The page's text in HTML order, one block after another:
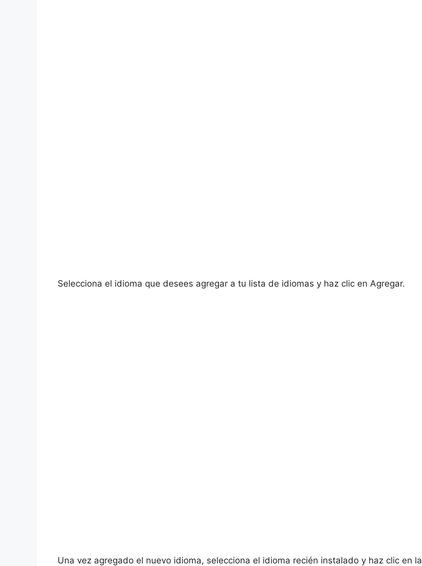
Selecciona el idioma que desees agregar a tu lista de idiomas y haz clic en Agregar.
Una vez agregado el nuevo idioma, selecciona el idioma recién instalado y haz clic en la